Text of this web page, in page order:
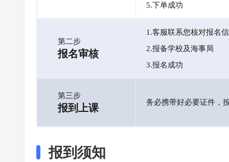
5.下单成功
第二步
报名审核
1.客服联系您核对报名
2.报备学校及海事局
3.报名成功
第三步
报到上课 务必携带好必要证件，
报到须知